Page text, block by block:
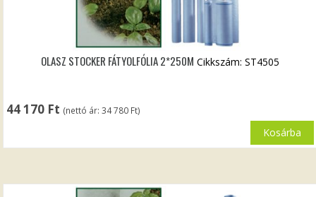
OLASZ STOCKER FÁTYOLFÓLIA 2*250M
44 170 Ft (nettó ár:34 780 Ft)
Cikkszám: ST4505
Kosárba